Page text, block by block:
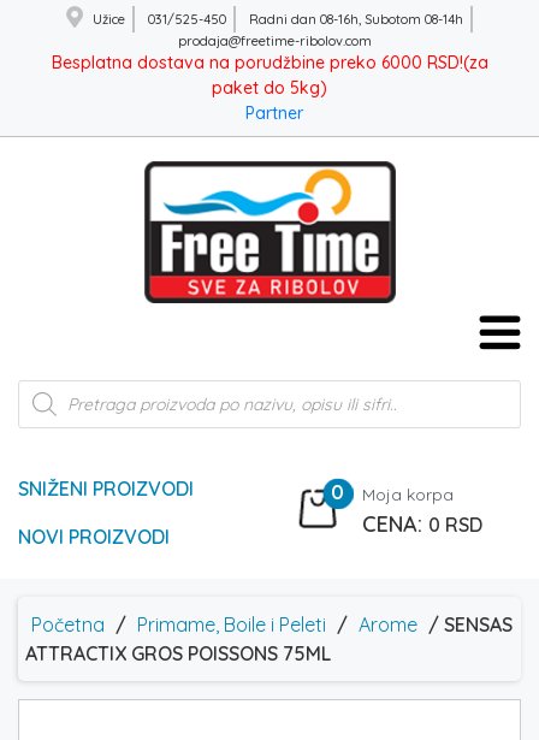
Užice 031/525-450
Radni dan 08-16h, Subotom 08-14h
prodaja@freetime-ribolov.com
Besplatna dostava na porudžbine preko 6000 RSD!(za
paket do 5kg)
Partner
Products
search
SNIŽENI PROIZVODI
NOVI PROIZVODI
0 Moja korpa
0 RSD
Početna / Primame, Boile i Peleti / Arome / SENSAS
ATTRACTIX GROS POISSONS 75ML